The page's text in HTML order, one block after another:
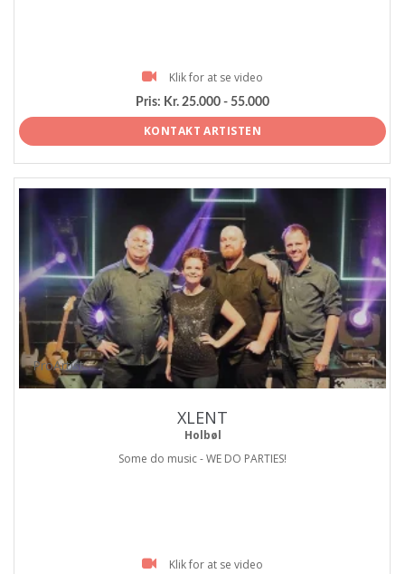
Klik for at se video
Pris: Kr. 25.000 - 55.000
KONTAKT ARTISTEN
ProArtist
XLENT
Holbøl
Some do music - WE DO PARTIES!
Klik for at se video